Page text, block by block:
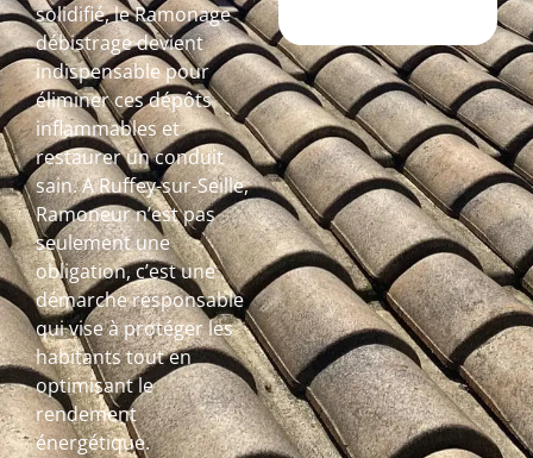
solidifié, le Ramonage
débistrage devient
indispensable pour
éliminer ces dépôts
inflammables et
restaurer un conduit
sain. A Ruffey-sur-Seille,
Ramoneur n’est pas
seulement une
obligation, c’est une
démarche responsable
qui vise à protéger les
habitants tout en
optimisant le
rendement
énergétique.